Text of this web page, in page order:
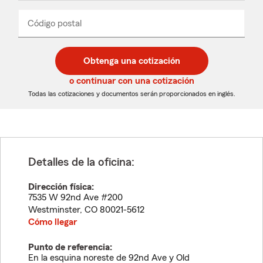
desplegable
Código postal
de
5
dígitos
de
5
dígitos
_____
Obtenga una cotización
o continuar con una cotización
Todas las cotizaciones y documentos serán proporcionados en inglés.
Detalles de la oficina:
Dirección física:
7535 W 92nd Ave #200
Westminster, CO 80021-5612
Cómo llegar
Punto de referencia:
En la esquina noreste de 92nd Ave y Old